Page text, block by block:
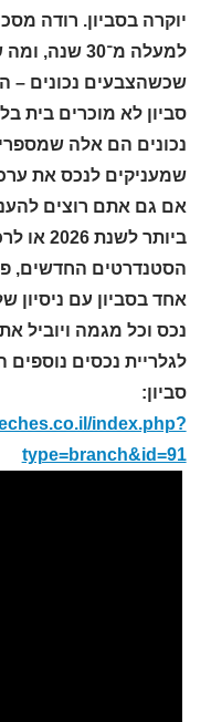
יוקרה בסביון. רודה
למעלה מ־30
שכשהצבעים נכונים –
סביון לא מוכרים בית
נכונים הם אלה
שמעניקים לנכס את
אם גם אתם רוצים
ביותר
הסטנדרטים החדשים,
נכס וכל מגמה ויוביל אתכם
לגלריית נכסים נוספים
סביון:
index.php?
type=branch&id=91